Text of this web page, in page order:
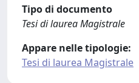
Tipo di documento
Tesi di laurea Magistrale
Appare nelle tipologie:
Tesi di laurea Magistrale